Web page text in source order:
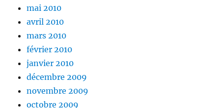
mai 2010
avril 2010
mars 2010
février 2010
janvier 2010
décembre 2009
novembre 2009
octobre 2009